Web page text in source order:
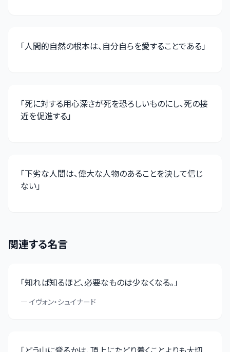
「人間的自然の根本は、自分自らを愛することである」
「死に対する用心深さが死を恐ろしいものにし、死の接
近を促進する」
「下劣な人間は、偉大な人物のあることを決して信じ
ない」
関連する名言
「知れば知るほど、必要なものは少なくなる。」
— イヴォン・シュイナード